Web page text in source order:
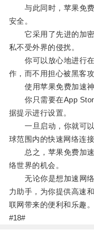
与此同时，苹果免费
安全。
它采用了先进的加密
私不受外界的侵扰。
你可以放心地进行在
作，而不用担心被黑客
使用苹果免费加速神
你只需要在App
据提示进行设置。
一旦启动，你就可以
球范围内的快速网络连接
总之，苹果免费加速
络世界的机会。
无论你是想加速网络
力助手，为你提供高速
联网带来的便利和乐趣。
#18#